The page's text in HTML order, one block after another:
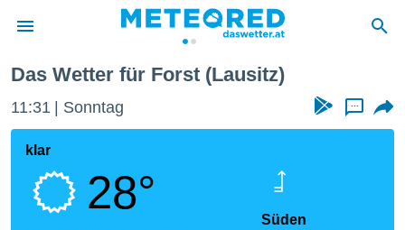
wurde
dass
Das Wetter für Forst (Lausitz)
11:31 Sonntag ...
klar
28°
Süden